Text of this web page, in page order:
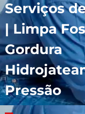
Serviços
| Limpa
Gordura
Pressão